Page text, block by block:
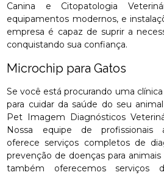
Canina e Citopatologia
equipamentos modernos, e
empresa é capaz de suprir a
conquistando sua confiança.
Microchip para Gatos
Se você está procurando uma
para cuidar da saúde do seu
Pet Imagem Diagnósticos
Nossa equipe de profissionais
oferece serviços completos de
prevenção de doenças para
também oferecemos serviços